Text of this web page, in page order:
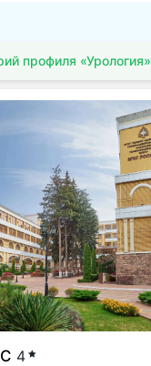
профиля «Урология»
4